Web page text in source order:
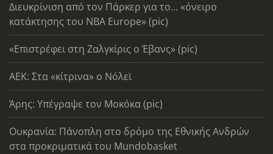
Διευκρίνιση από τον Πάρκερ για το... «όνειρο
κατάκτησης του ΝΒΑ Europe» (pic)
«Επιστρέφει στη Ζαλγκίρις ο Έβανς» (pic)
AEK: Στα «κίτρινα» ο Νόλεϊ
Άρης: Υπέγραψε τον Μοκόκα (pic)
Ουκρανία: Πάνοπλη στο δρόμο της Εθνικής Ανδρών
στα προκριματικά του Mundobasket